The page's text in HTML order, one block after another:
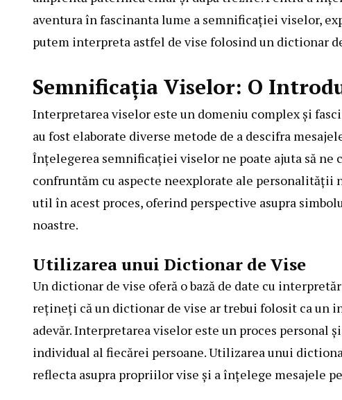
aventura în fascinanta lume a semnificației viselor,
putem interpreta astfel de vise folosind un dictionar
Semnificația Viselor: O
Interpretarea viselor este un domeniu complex și
au fost elaborate diverse metode de a descifra
Înțelegerea semnificației viselor ne poate ajuta să ne
confruntăm cu aspecte neexplorate ale
util în acest proces, oferind perspective asupra
noastre.
Utilizarea unui Dictionar de Vise
Un dictionar de vise oferă o bază de date cu
rețineți că un dictionar de vise ar trebui folosit ca un
adevăr. Interpretarea viselor este un proces
individual al fiecărei persoane. Utilizarea unui
reflecta asupra propriilor vise și a înțelege mesajele